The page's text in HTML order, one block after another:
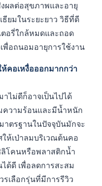
ผลต่อสุขภาพและอายุ
ธียมในระยะยาว วิธีที่ดี
อรี่ใกล้หมดและถอด
พื่อถนอมอายุการใช้งาน
คอเหงื่อออกมากกว่า
ไม่ดีก็อาจเป็นไปได้
ความร้อนและมีน้ำหนัก
ตรฐานในปัจจุบันมักจะ
ห้เป่าลมบริเวณต้นคอ
โคนหรือพลาสติกน้ำ
ด้ดี เพื่อลดการสะสม
เลือกรุ่นที่มีการรีวิว